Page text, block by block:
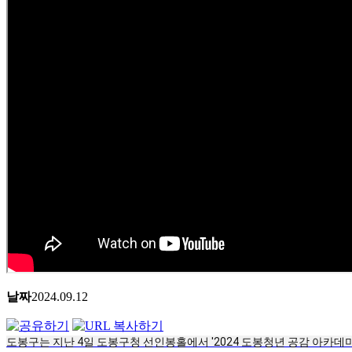
날짜2024.09.12
도봉구는 지난 4일 도봉구청 선인봉홀에서 '2024 도봉청년 공감 아카데